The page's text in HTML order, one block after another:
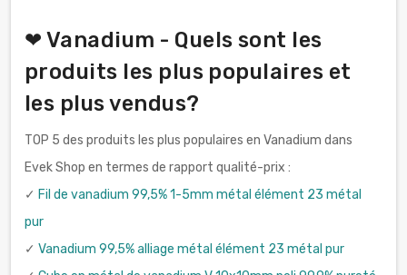
❤ Vanadium - Quels sont les
produits les plus populaires et
les plus vendus?
TOP 5 des produits les plus populaires en Vanadium dans
Evek Shop en termes de rapport qualité-prix :
✓ Fil de vanadium 99,5% 1-5mm métal élément 23 métal
pur
✓ Vanadium 99,5% alliage métal élément 23 métal pur